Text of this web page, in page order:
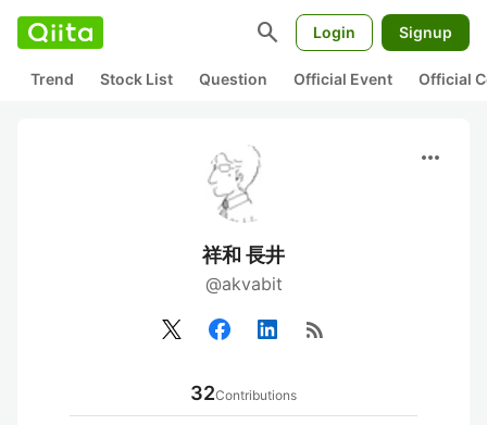
search Login Signup
Trend Stock List Question Official Event Official
more_horiz
祥和 長井
@akvabit
rss_feed
32Contributions